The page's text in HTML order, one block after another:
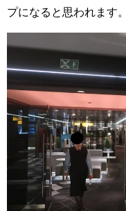
プになると思われます